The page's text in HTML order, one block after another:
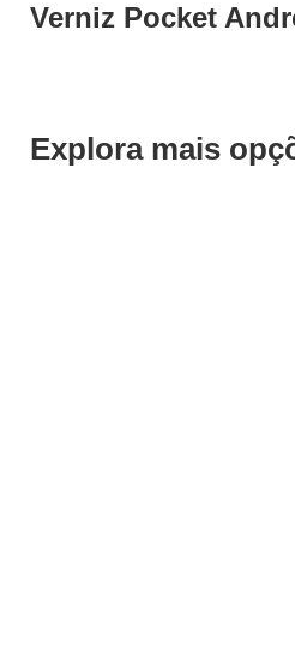
Verniz Pocket
Explora mais